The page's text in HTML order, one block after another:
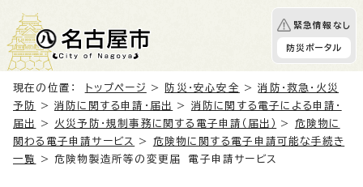
緊急情報なし
防災ポータル
現在の位置： トップページ > 防災・安心安全 >消防・救急・火災
予防
>消防に関する申請・届出 > 消防に関する電子による申請・
届出
> 火災予防・規制事務に関する電子申請（届出） > 危険物に
関わる電子申請サービス
> 危険物に関する電子申請可能な手続き
一覧
> 危険物製造所等の変更届 電子申請サービス